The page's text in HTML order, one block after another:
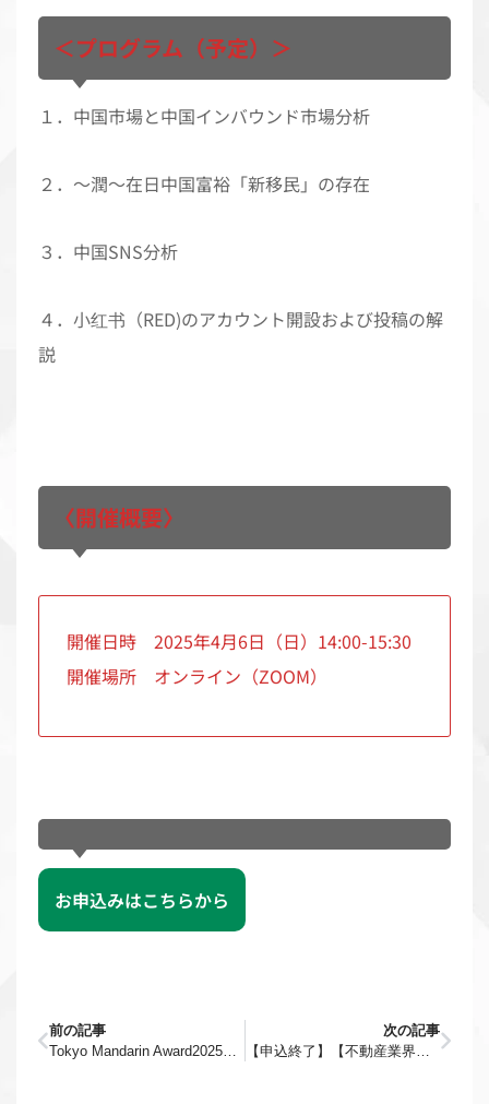
＜プログラム（予定）＞
１．中国市場と中国インバウンド市場分析
２．〜潤〜在日中国富裕「新移民」の存在
３．中国SNS分析
４．小红书（RED)のアカウント開設および投稿の解
説
〈開催概要〉
開催日時 2025年4月6日（日）14:00-15:30
開催場所 オンライン（ZOOM）
お申込みはこちらから
前の記事
次の記事